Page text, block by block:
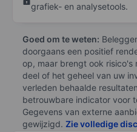
grafiek- en analysetools.
Goed om te weten:
doorgaans een positief
op, maar brengt ook risico's
deel of het geheel van uw
verleden behaalde
betrouwbare indicator voor
Gegevens van externe
gewijzigd. Zie volledige